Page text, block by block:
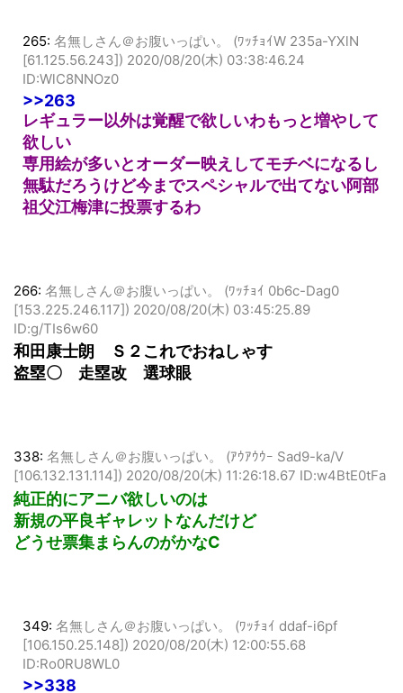
265:名無しさん＠お腹いっぱい。 (ﾜｯﾁｮｲW 235a-YXlN
[61.125.56.243])
ID:WlC8NNOz0
>>263
レギュラー以外は覚醒で欲しいわもっと増やして
欲しい
専用絵が多いとオーダー映えしてモチベになるし
無駄だろうけど今までスペシャルで出てない阿部
266:名無しさん＠お腹いっぱい。 (ﾜｯﾁｮｲ 0b6c-Dag0
[153.225.246.117])
ID:g/TIs6w60
和田康士朗 Ｓ２これでおねしゃす
338:名無しさん＠お腹いっぱい。 (ｱｳｱｳｳｰ Sad9-ka/V
[106.132.131.114]) 2020/08/20(木) 11:26:18.67 ID:w4BtE0tFa
純正的にアニバ欲しいのは
新規の平良ギャレットなんだけど
349:名無しさん＠お腹いっぱい。 (ﾜｯﾁｮｲ ddaf-i6pf
[106.150.25.148])
ID:Ro0RU8WL0